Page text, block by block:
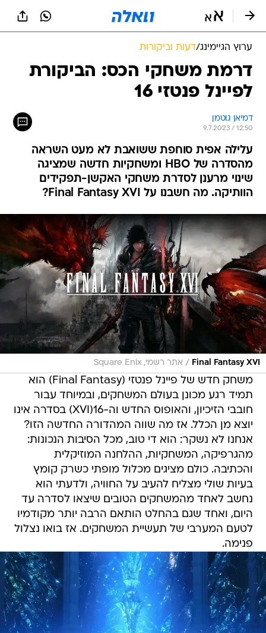
ערוץ הגיימינג/דעות וביקורות
דרמת משחקי הכס: הביקורת
לפיינל פנטזי 16
דמיאן גוטמן
9.7.2023 / 12:50
עלילה אפית סוחפת ששואבת לא מעט השראה
מהסדרה של HBO ומשחקיות חדשה שמציגה
שינוי מרענן לסדרת משחקי האקשן-תפקידים
הוותיקה. מה חשבנו על Final Fantasy XVI?
Final Fantasy XVI
/ אתר רשמי, Square Enix
משחק חדש של פיינל פנטזי (Final Fantasy) הוא
תמיד רגע מכונן בעולם המשחקים, ובמיוחד עבור
חובבי הזיכיון, והאופוס החדש וה-16(XVI) בסדרה אינו
יוצא מן הכלל. אז מה שווה המהדורה החדשה הזו?
אנחנו לא נשקר: הוא די טוב, מכל הסיבות הנכונות:
מהגרפיקה, המשחקיות, ההלחנה המוזיקלית
והכתיבה. כולם מציגים מכלול מופתי כשרק קומץ
בעיות שולי מצליח להעיב על החוויה, ולדעתי הוא
נחשב לאחד מהמשחקים הטובים שיצאו לסדרה עד
היום, ואחד שגם בהחלט הותאם הרבה יותר מקודמיו
לטעם המערבי של תעשיית המשחקים. אז בואו נצלול
פנימה.